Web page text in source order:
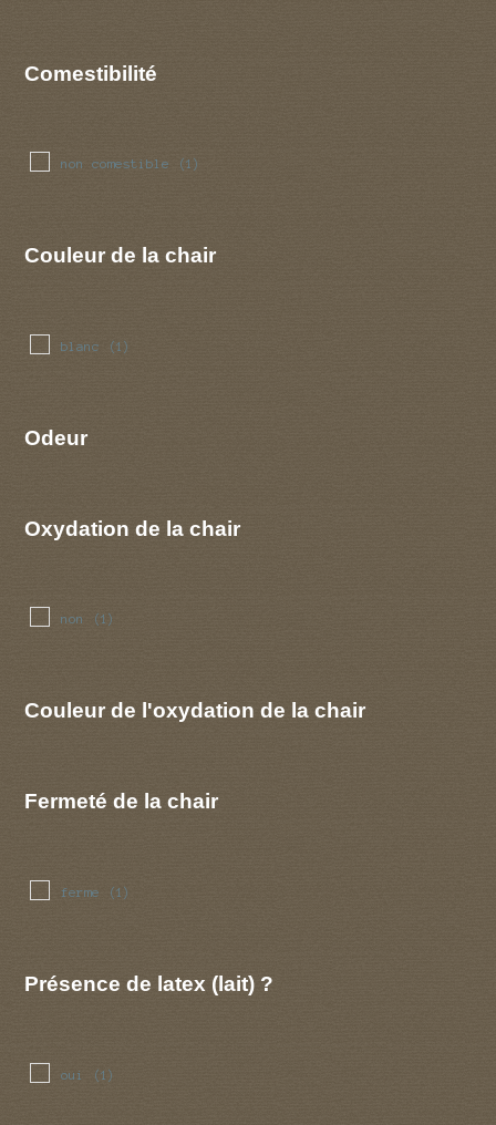
Comestibilité
non comestible (1)
Couleur de la chair
blanc (1)
Odeur
Oxydation de la chair
non (1)
Couleur de l'oxydation de la chair
Fermeté de la chair
ferme (1)
Présence de latex (lait) ?
oui (1)